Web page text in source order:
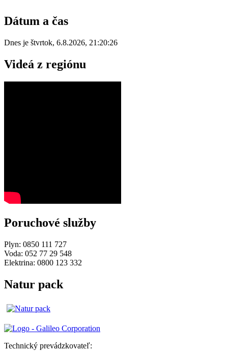
Dátum a čas
Dnes je štvrtok, 6.8.2026, 21:20:26
Videá z regiónu
Poruchové služby
Plyn: 0850 111 727
Voda: 052 77 29 548
Elektrina: 0800 123 332
Natur pack
Technický prevádzkovateľ: